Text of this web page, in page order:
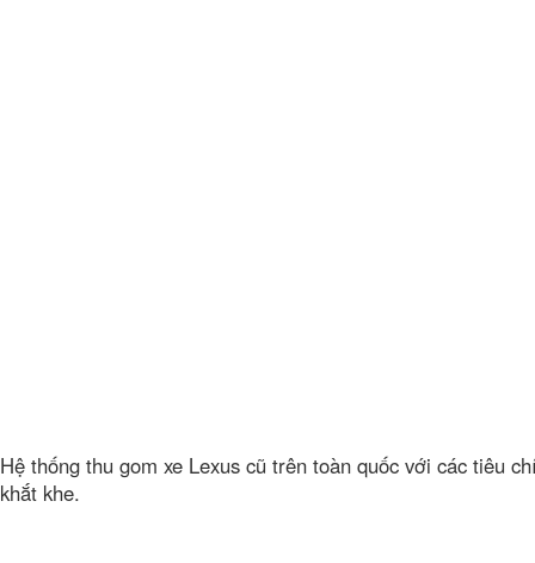
Hệ thống thu gom xe Lexus cũ trên toàn quốc với các tiêu
khắt khe.